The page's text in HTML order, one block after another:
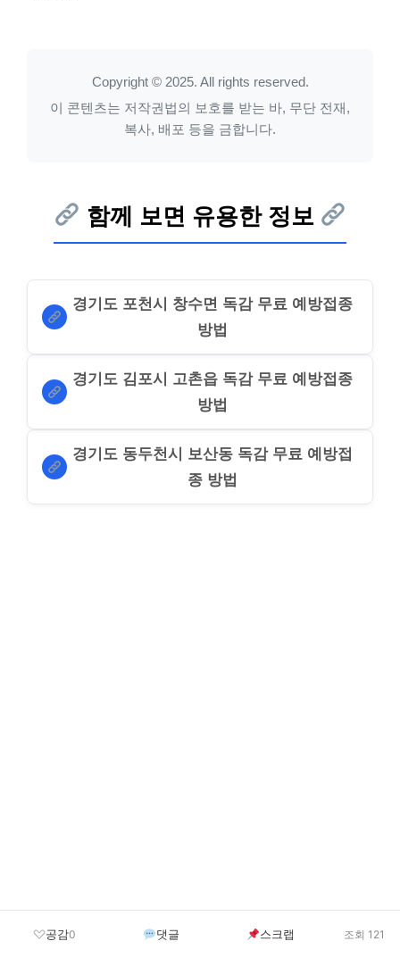
Copyright © 2025. All rights reserved.
이 콘텐츠는 저작권법의 보호를 받는 바, 무단 전재,
복사, 배포 등을 금합니다.
함께 보면 유용한 정보
경기도 포천시 창수면 독감 무료 예방접종
방법
경기도 김포시 고촌읍 독감 무료 예방접종
방법
경기도 동두천시 보산동 독감 무료 예방접
종 방법
공감0 댓글 스크랩 조회 121